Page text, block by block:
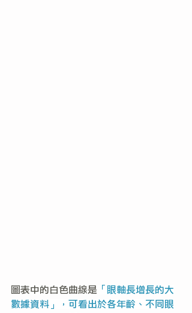
圖表中的白色曲線是 「眼軸長增長的大
數據資料 」，可看出於各年齡、不同眼